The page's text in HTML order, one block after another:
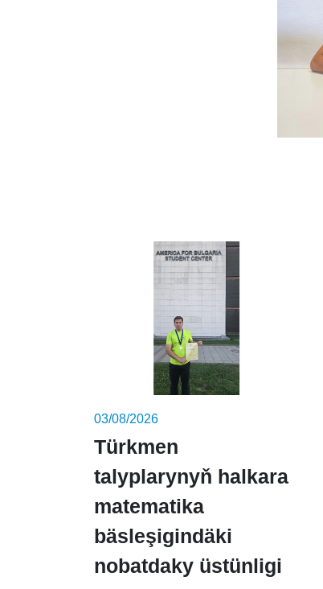
03/08/2026
Türkmen
talyplarynyň halkara
matematika
bäsleşigindäki
nobatdaky üstünligi